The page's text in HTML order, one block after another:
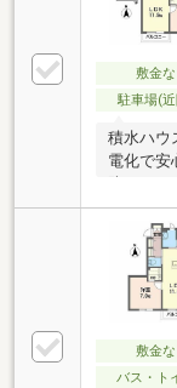
敷金な
駐車場(
積水ハウ
電化で安
敷金な
バス・ト